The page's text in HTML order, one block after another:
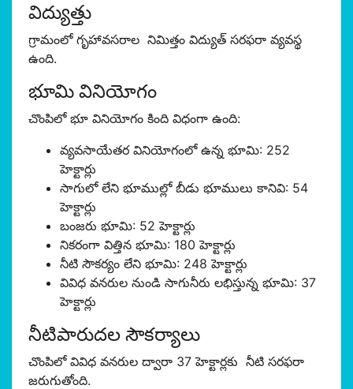
విద్యుత్తు
గ్రామంలో గృహావసరాల నిమిత్తం విద్యుత్ సరఫరా వ్యవస్థ
ఉంది.
భూమి వినియోగం
చొంపిలో భూ వినియోగం కింది విధంగా ఉంది:
వ్యవసాయేతర వినియోగంలో ఉన్న భూమి: 252
హెక్టార్లు
సాగులో లేని భూముల్లో బీడు భూములు కానివి: 54
హెక్టార్లు
బంజరు భూమి: 52 హెక్టార్లు
నికరంగా విత్తిన భూమి: 180 హెక్టార్లు
నీటి సౌకర్యం లేని భూమి: 248 హెక్టార్లు
వివిధ వనరుల నుండి సాగునీరు లభిస్తున్న భూమి: 37
హెక్టార్లు
నీటిపారుదల సౌకర్యాలు
చొంపిలో వివిధ వనరుల ద్వారా 37 హెక్టార్లకు నీటి సరఫరా
జరుగుతోంది.